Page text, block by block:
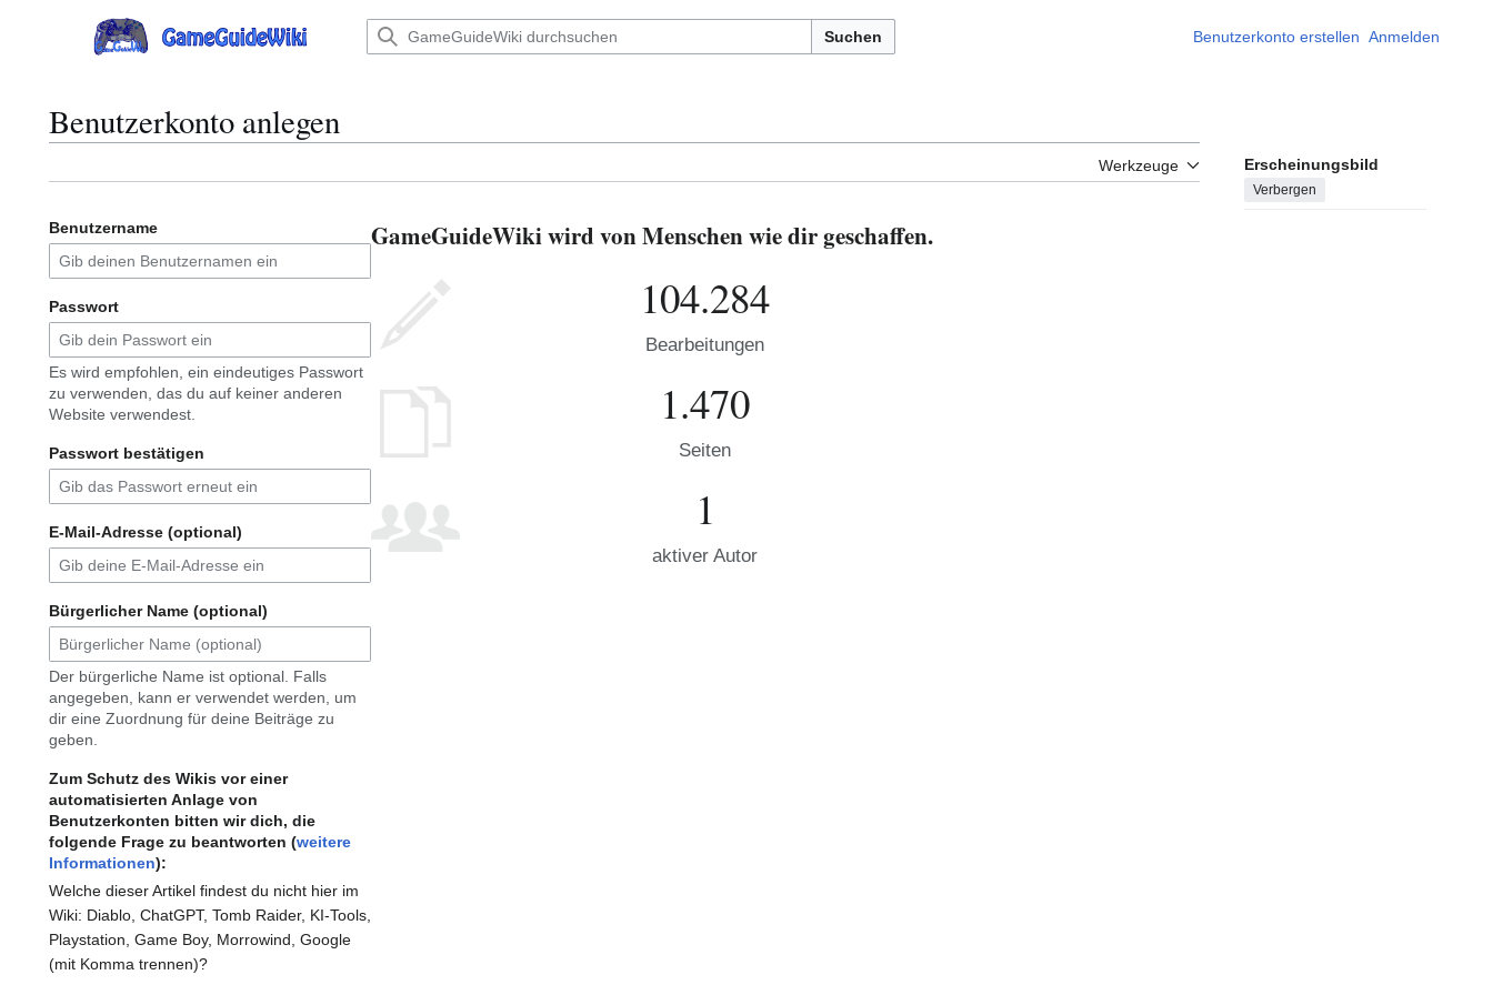
Hauptmenü Suchen Benutzerkonto erstellen Anmelden
Benutzerkonto anlegen
Werkzeuge Erscheinungsbild
Verbergen
Benutzername
Passwort
Es wird empfohlen, ein eindeutiges Passwort
zu verwenden, das du auf keiner anderen
Website verwendest.
Passwort bestätigen
E-Mail-Adresse (optional)
Bürgerlicher Name (optional)
Der bürgerliche Name ist optional. Falls
angegeben, kann er verwendet werden, um
dir eine Zuordnung für deine Beiträge zu
geben.
Zum Schutz des Wikis vor einer
automatisierten Anlage von
Benutzerkonten bitten wir dich, die
folgende Frage zu beantworten (weitere
Informationen):
Welche dieser Artikel findest du nicht hier im
Wiki: Diablo, ChatGPT, Tomb Raider, KI-Tools,
Playstation, Game Boy, Morrowind, Google
(mit Komma trennen)?
GameGuideWiki wird von Menschen wie dir geschaffen.
104.284
Bearbeitungen
1.470
Seiten
1
aktiver Autor